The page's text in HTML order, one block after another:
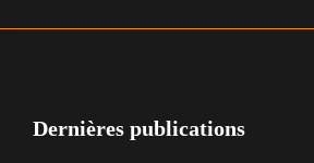
Dernières publications